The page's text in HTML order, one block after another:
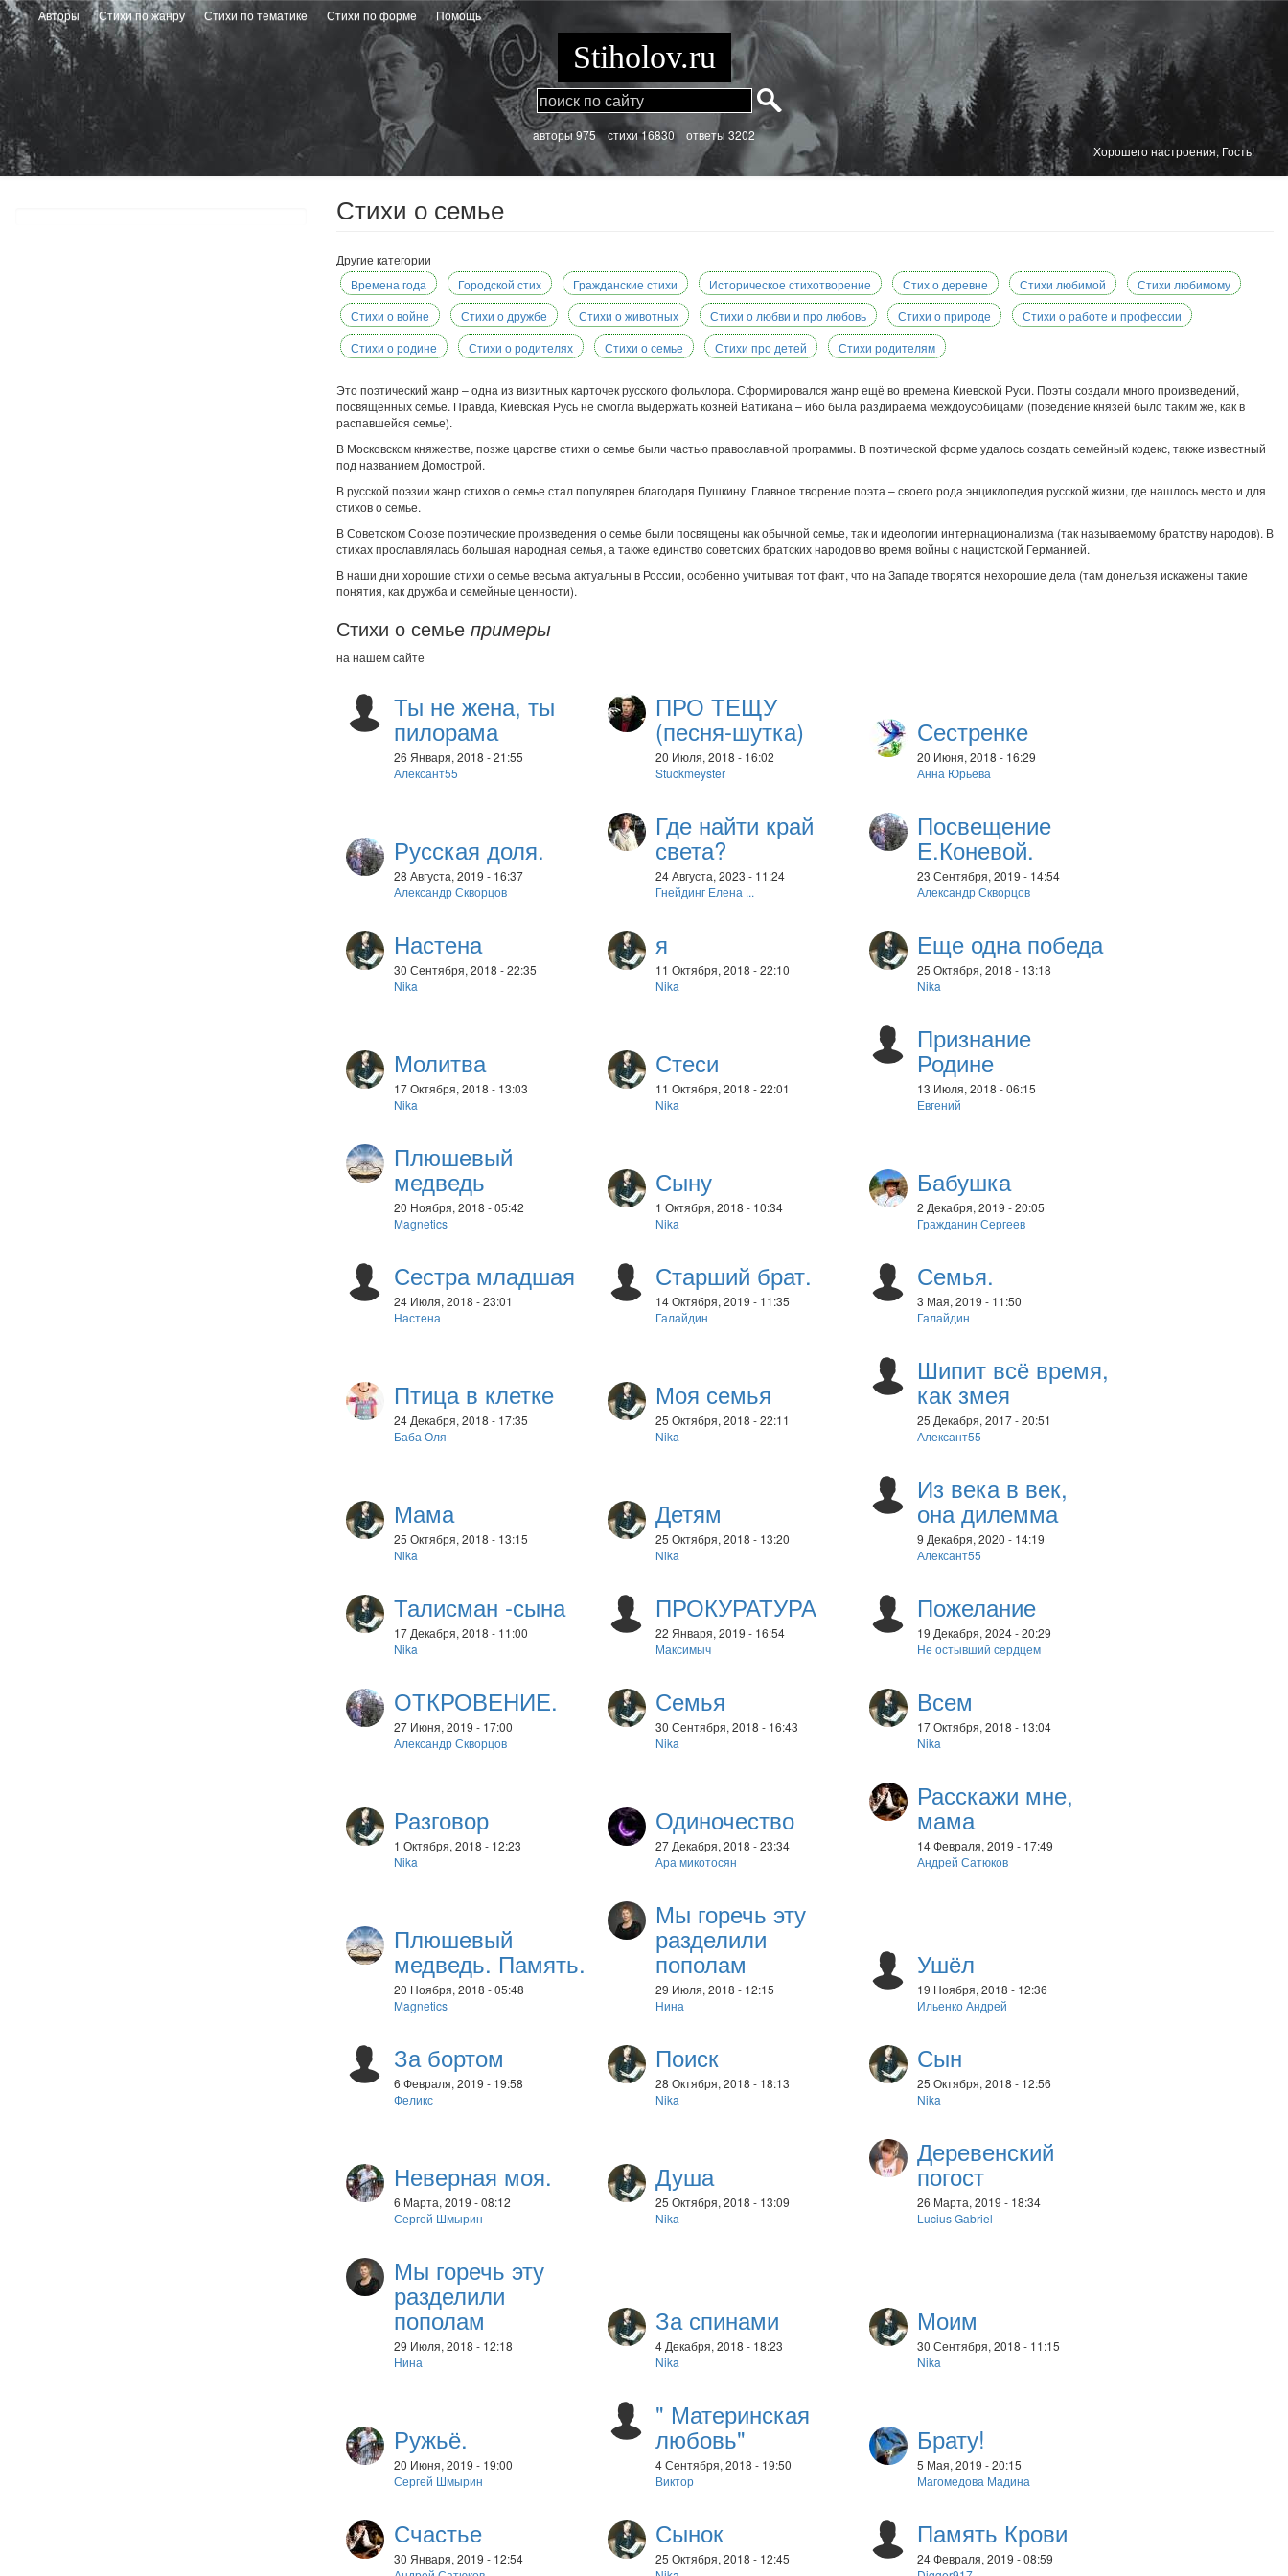
Перейти
к
основному
содержанию
Авторы Стихи по жанру Стихи по тематике Стихи по форме Помощь
Stiholov.ru
aвторы 975 стихи16830 ответы 3202
Хорошего настроения, Гость!
Стихи о семье
Другие категории
Времена года
Городской стих Гражданские стихи Историческое стихотворение Стих о деревне Стихи любимой
Стихи любимому
Стихи о войне
Стихи о дружбе Стихи о животных Стихи о любви и про любовь Стихи о природе
Стихи о работе и профессии
Стихи о родине
Стихи о родителях Стихи о семье Стихи про детей Стихи родителям
Это поэтический жанр – одна из визитных карточек русского фольклора. Сформировался жанр ещё во времена Киевской Руси. Поэты создали много произведений,
посвящённых семье. Правда, Киевская Русь не смогла выдержать козней Ватикана – ибо была раздираема междоусобицами (поведение князей было таким же, как в
распавшейся семье).
В Московском княжестве, позже царстве стихи о семье были частью православной программы. В поэтической форме удалось создать семейный кодекс, также известный
под названием Домострой.
В русской поэзии жанр стихов о семье стал популярен благодаря Пушкину. Главное творение поэта – своего рода энциклопедия русской жизни, где нашлось место и для
стихов о семье.
В Советском Союзе поэтические произведения о семье были посвящены как обычной семье, так и идеологии интернационализма (так называемому братству народов). В
стихах прославлялась большая народная семья, а также единство советских братских народов во время войны с нацистской Германией.
В наши дни хорошие стихи о семье весьма актуальны в России, особенно учитывая тот факт, что на Западе творятся нехорошие дела (там донельзя искажены такие
понятия, как дружба и семейные ценности).
Стихи о семье примеры
на нашем сайте
Ты не жена, ты
пилорама
26 Января, 2018 - 21:55
Алексант55
ПРО ТЕЩУ
(песня-шутка)
20 Июля, 2018 - 16:02
Stuckmeyster
Сестренке
20 Июня, 2018 - 16:29
Анна Юрьева
Русская доля.
28 Августа, 2019 - 16:37
Александр Скворцов
Где найти край
света?
24 Августа, 2023 - 11:24
Гнейдинг Елена ...
Посвещение
Е.Коневой.
23 Сентября, 2019 - 14:54
Александр Скворцов
Настена
30 Сентября, 2018 - 22:35
Nika
я
11 Октября, 2018 - 22:10
Nika
Еще одна победа
25 Октября, 2018 - 13:18
Nika
Молитва
17 Октября, 2018 - 13:03
Nika
Стеси
11 Октября, 2018 - 22:01
Nika
Признание
Родине
13 Июля, 2018 - 06:15
Евгений
Плюшевый
медведь
20 Ноября, 2018 - 05:42
Magnetics
Сыну
1 Октября, 2018 - 10:34
Nika
Бабушка
2 Декабря, 2019 - 20:05
Гражданин Сергеев
Сестра младшая
24 Июля, 2018 - 23:01
Настена
Старший брат.
14 Октября, 2019 - 11:35
Галайдин
Семья.
3 Мая, 2019 - 11:50
Галайдин
Птица в клетке
24 Декабря, 2018 - 17:35
Баба Оля
Моя семья
25 Октября, 2018 - 22:11
Nika
Шипит всё время,
как змея
25 Декабря, 2017 - 20:51
Алексант55
Мама
25 Октября, 2018 - 13:15
Nika
Детям
25 Октября, 2018 - 13:20
Nika
Из века в век,
она дилемма
9 Декабря, 2020 - 14:19
Алексант55
Талисман -сына
17 Декабря, 2018 - 11:00
Nika
ПРОКУРАТУРА
22 Января, 2019 - 16:54
Максимыч
Пожелание
19 Декабря, 2024 - 20:29
Не остывший сердцем
ОТКРОВЕНИЕ.
27 Июня, 2019 - 17:00
Александр Скворцов
Семья
30 Сентября, 2018 - 16:43
Nika
Всем
17 Октября, 2018 - 13:04
Nika
Разговор
1 Октября, 2018 - 12:23
Nika
Одиночество
27 Декабря, 2018 - 23:34
Ара микотосян
Расскажи мне,
мама
14 Февраля, 2019 - 17:49
Андрей Сатюков
Плюшевый
медведь. Память.
20 Ноября, 2018 - 05:48
Magnetics
Мы горечь эту
разделили
пополам
29 Июля, 2018 - 12:15
Нина
Ушёл
19 Ноября, 2018 - 12:36
Ильенко Андрей
За бортом
6 Февраля, 2019 - 19:58
Феликс
Поиск
28 Октября, 2018 - 18:13
Nika
Сын
25 Октября, 2018 - 12:56
Nika
Неверная моя.
6 Марта, 2019 - 08:12
Сергей Шмырин
Душа
25 Октября, 2018 - 13:09
Nika
Деревенский
погост
26 Марта, 2019 - 18:34
Lucius Gabriel
Мы горечь эту
разделили
пополам
29 Июля, 2018 - 12:18
Нина
За спинами
4 Декабря, 2018 - 18:23
Nika
Моим
30 Сентября, 2018 - 11:15
Nika
Ружьё.
20 Июня, 2019 - 19:00
Сергей Шмырин
" Материнская
любовь"
4 Сентября, 2018 - 19:50
Виктор
Брату!
5 Мая, 2019 - 20:15
Магомедова Мадина
Счастье
30 Января, 2019 - 12:54
Сынок
25 Октября, 2018 - 12:45
Память Крови
24 Февраля, 2019 - 08:59